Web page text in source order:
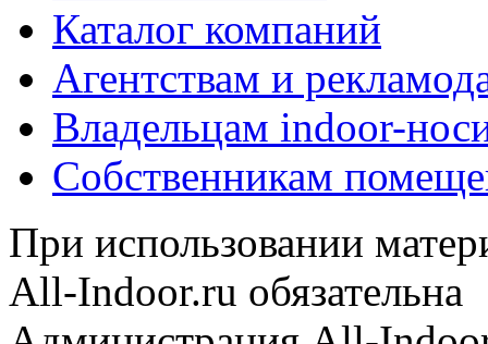
Каталог компаний
Агентствам и
Владельцам indoor-
Собственникам
При использовании
All-Indoor.ru обязательна